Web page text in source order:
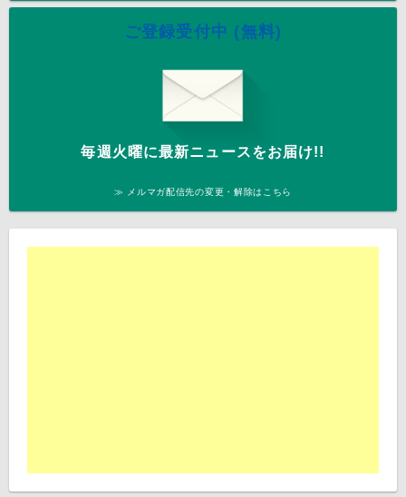
ご登録受付中 (無料)
毎週火曜に最新ニュースをお届け!!
≫ メルマガ配信先の変更・解除はこちら